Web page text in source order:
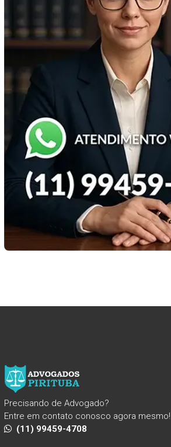
Precisando de Advogado?
Entre em contato conosco agora mesmo!
(11) 99459-4708